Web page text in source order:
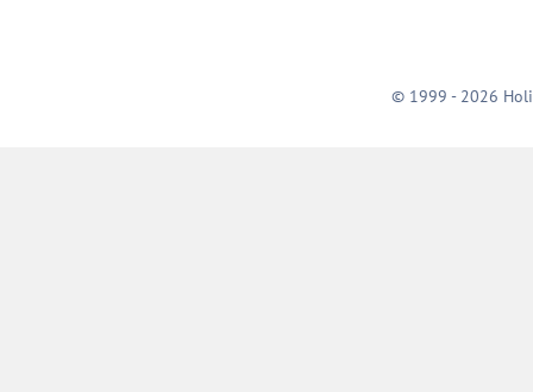
© 1999 - 2026